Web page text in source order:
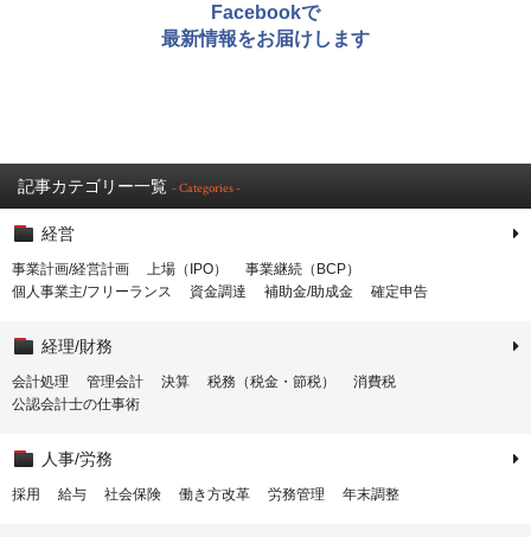
Facebookで
最新情報をお届けします
記事カテゴリー一覧 - Categories -
経営
事業計画/経営計画 上場（IPO）
事業継続（BCP）
個人事業主/フリーランス
資金調達 補助金/助成金 確定申告
経理/財務
会計処理 管理会計 決算 税務（税金・節税）
消費税
公認会計士の仕事術
人事/労務
採用 給与 社会保険 働き方改革 労務管理 年末調整